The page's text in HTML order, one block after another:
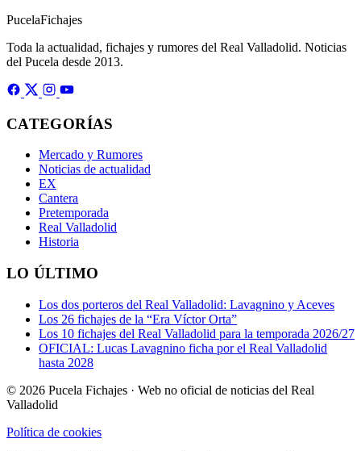
PucelaFichajes
Toda la actualidad, fichajes y rumores del Real Valladolid. Noticias
del Pucela desde 2013.
CATEGORÍAS
Mercado y Rumores
Noticias de actualidad
EX
Cantera
Pretemporada
Real Valladolid
Historia
LO ÚLTIMO
Los dos porteros del Real Valladolid: Lavagnino y Aceves
Los 26 fichajes de la “Era Víctor Orta”
Los 10 fichajes del Real Valladolid para la temporada 2026/27
OFICIAL: Lucas Lavagnino ficha por el Real Valladolid
hasta 2028
© 2026 Pucela Fichajes · Web no oficial de noticias del Real
Valladolid
Política de cookies